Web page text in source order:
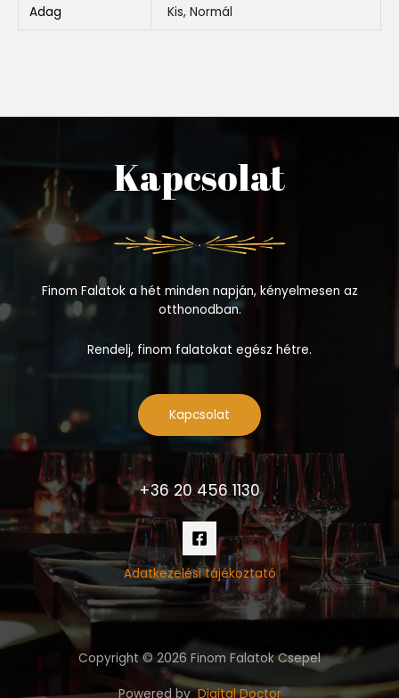
Adag Kis, Normál
Kapcsolat
Finom Falatok a hét minden napján, kényelmesen az
otthonodban.
Rendelj, finom falatokat egész hétre.
Kapcsolat
+36 20 456 1130
Adatkezelési tájékoztató
Copyright © 2026 Finom Falatok Csepel
Powered byDigital Doctor